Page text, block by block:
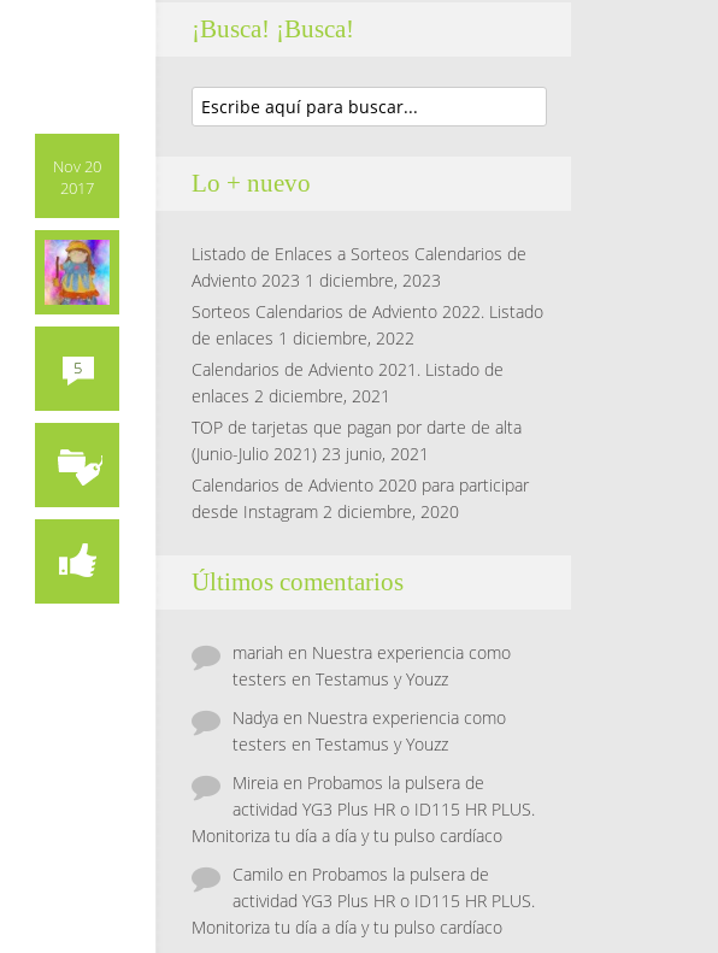
Nov 20
2017
5
¡Busca! ¡Busca!
Lo + nuevo
Listado de Enlaces a Sorteos Calendarios de
Adviento 2023 1 diciembre, 2023
Sorteos Calendarios de Adviento 2022. Listado
de enlaces 1 diciembre, 2022
Calendarios de Adviento 2021. Listado de
enlaces 2 diciembre, 2021
TOP de tarjetas que pagan por darte de alta
(Junio-Julio 2021) 23 junio, 2021
Calendarios de Adviento 2020 para participar
desde Instagram 2 diciembre, 2020
Últimos comentarios
mariah en Nuestra experiencia como
testers en Testamus y Youzz
Nadya en Nuestra experiencia como
testers en Testamus y Youzz
Mireia en Probamos la pulsera de
actividad YG3 Plus HR o ID115 HR PLUS.
Monitoriza tu día a día y tu pulso cardíaco
Camilo en Probamos la pulsera de
actividad YG3 Plus HR o ID115 HR PLUS.
Monitoriza tu día a día y tu pulso cardíaco